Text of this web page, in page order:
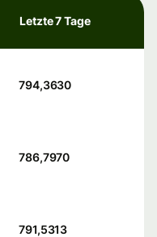
Letzte 7 Tage
794,3630
786,7970
791,5313